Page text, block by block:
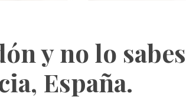
y no lo
España.